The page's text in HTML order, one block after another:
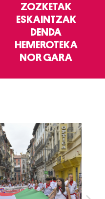
ZOZKETAK
ESKAINTZAK
DENDA
HEMEROTEKA
NOR GARA